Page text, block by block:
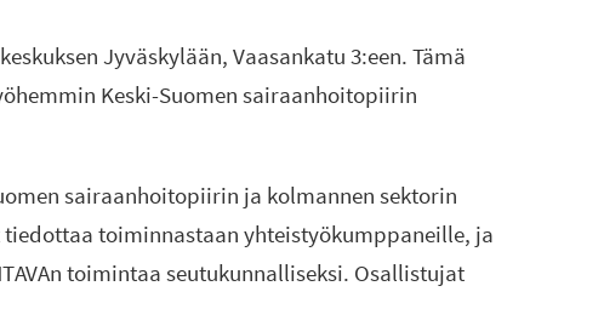
Jyväskylään, Vaasankatu 3:een. Tämä
Keski-Suomen sairaanhoitopiirin
sairaanhoitopiirin ja kolmannen sektorin
toiminnastaan yhteistyökumppaneille, ja
toimintaa seutukunnalliseksi. Osallistujat